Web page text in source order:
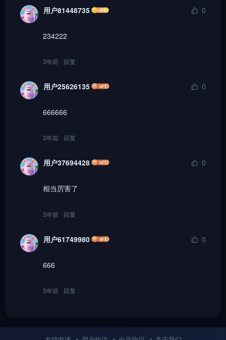
用户81448735 0
234222
3年前 回复
用户25626135 0
666666
3年前 回复
用户37694428 0
相当厉害了
3年前 回复
用户61749980 0
666
3年前 回复